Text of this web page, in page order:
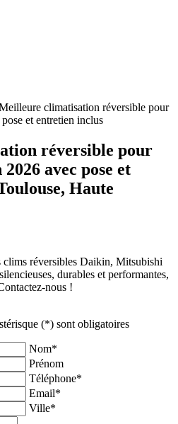
climatisation réversible pour
et entretien inclus
réversible pour
avec pose et
Haute
réversibles Daikin, Mitsubishi
durables et performantes,
nous !
(*) sont obligatoires
Nom*
Prénom
Téléphone*
Email*
Ville*